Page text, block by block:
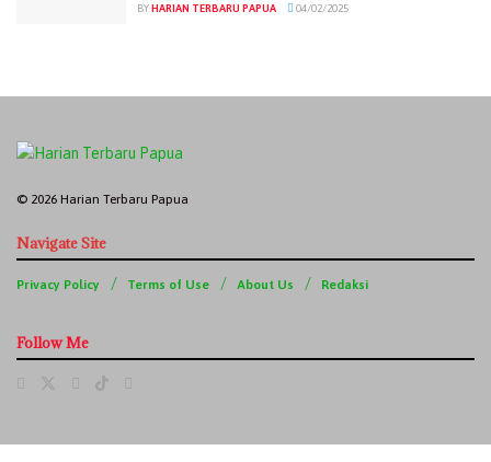
BYHARIAN TERBARU PAPUA 04/02/2025
© 2026 Harian Terbaru Papua
Navigate Site
Privacy Policy Terms of Use About Us Redaksi
Follow Me